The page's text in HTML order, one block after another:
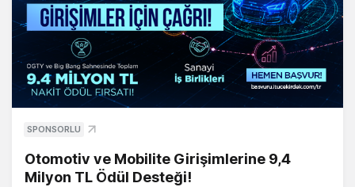
SPONSORLU
Otomotiv ve Mobilite Girişimlerine 9,4
Milyon TL Ödül Desteği!